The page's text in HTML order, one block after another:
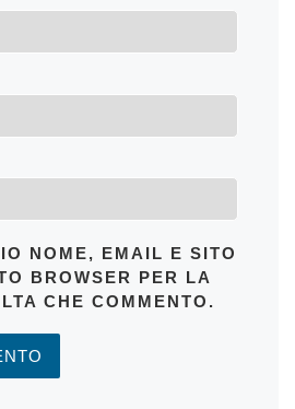
NOME, EMAIL E SITO
BROWSER PER LA
CHE COMMENTO.